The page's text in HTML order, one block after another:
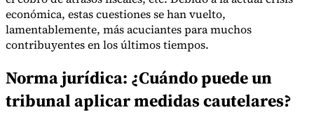
Herramientas
Calculadora de VAT
económica, estas cuestiones se han vuelto,
lamentablemente, más acuciantes para muchos
contribuyentes en los últimos tiempos.
Norma jurídica: ¿Cuándo puede un
tribunal aplicar medidas cautelares?